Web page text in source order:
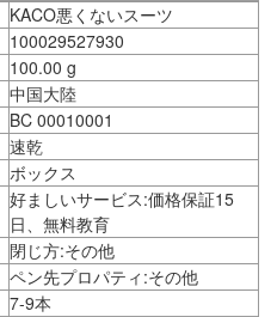
KACO悪くないスーツ
100029527930
100.00 g
中国大陸
BC 00010001
速乾
ボックス
好ましいサービス:価格保証15
日、無料教育
閉じ方:その他
ペン先プロパティ:その他
7-9本